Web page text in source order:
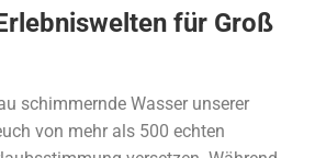
für Groß
schimmernde Wasser unserer
von mehr als 500 echten